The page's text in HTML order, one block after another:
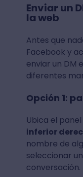
Enviar un
la web
Antes que
Facebook y
enviar un DM
diferentes
Opción 1:
Ubica el
inferior
nombre de
seleccionar
conversación.